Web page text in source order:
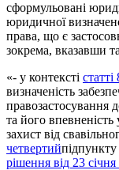
сформульовані
юридичної
права, що є
зокрема, вказавши
«- у контексті статті
визначеність
правозастосування
та його
захист від
четвертий
рішення від 23